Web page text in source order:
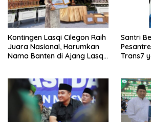
Kontingen Lasqi Cilegon Raih
Juara Nasional, Harumkan
Nama Banten di Ajang Lasqi
Santri
Trans7